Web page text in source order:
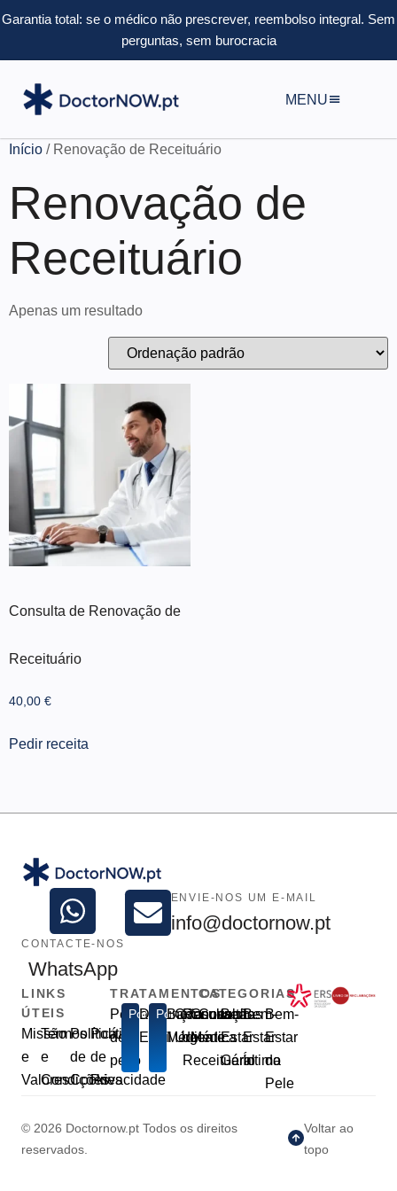
Garantia total: se o médico não prescrever, reembolso integral. Sem
perguntas, sem burocracia
MENU
Início / Renovação de Receituário
Renovação de
Receituário
Apenas um resultado
Consulta de Renovação de
Receituário
40,00 €
Pedir receita
CONTACTE-NOS
WhatsApp
ENVIE-NOS UM E-MAIL
info@doctornow.pt
LINKS
ÚTEIS
Missão
e
Valores
Termos
e
Condições
Política
de
Cookies
Política
de
Privacidade
TRATAMENTOS
Perda
de
peso
Popular
Disfunção
Erétil
Popular
Baixa
Médica
Consulta
Urgente
Renovação
de
Receituário
Consulta
Médica
CATEGORIAS
Consultas
Bem-
Estar
Geral
Bem-
Estar
Íntimo
Bem-
Estar
da
Pele
© 2026 Doctornow.pt Todos os direitos
reservados.
Voltar ao
topo